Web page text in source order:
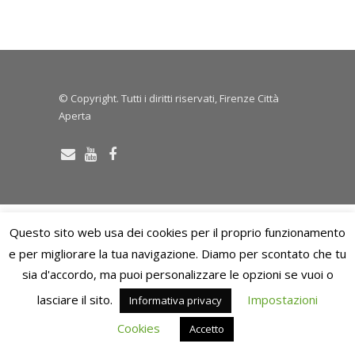
© Copyright. Tutti i diritti riservati, Firenze Città
Aperta
Questo sito web usa dei cookies per il proprio funzionamento
e per migliorare la tua navigazione. Diamo per scontato che tu
sia d'accordo, ma puoi personalizzare le opzioni se vuoi o
lasciare il sito.
Informativa privacy
Impostazioni
Cookies
Accetto